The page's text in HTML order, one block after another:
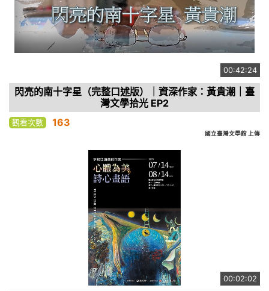
00:42:24
閃亮的南十字星（完整口述版）｜資深作家：黃貴潮｜臺
灣文學拾光 EP2
觀看次數 163
國立臺灣文學館 上傳
00:02:02